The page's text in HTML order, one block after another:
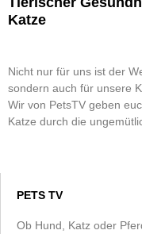
Katze
Nicht nur für uns ist der
sondern auch für unsere
Wir von PetsTV geben
Katze durch die
PETS TV
Ob Hund, Katz oder